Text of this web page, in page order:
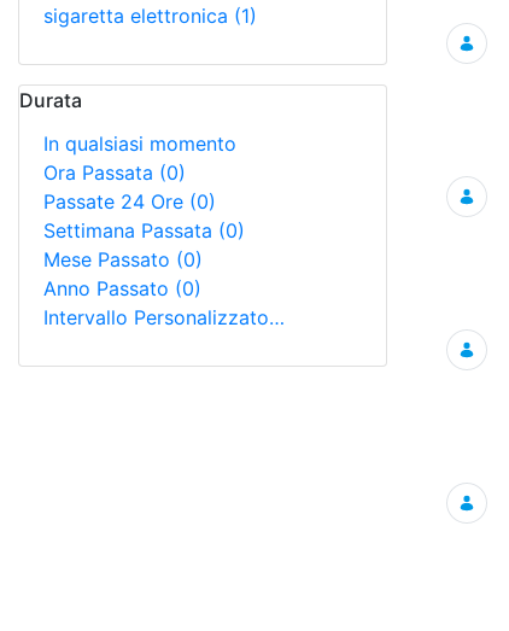
sigaretta elettronica (1)
Durata
In qualsiasi momento
Ora Passata (0)
Passate 24 Ore (0)
Settimana Passata (0)
Mese Passato (0)
Anno Passato (0)
Intervallo Personalizzato…